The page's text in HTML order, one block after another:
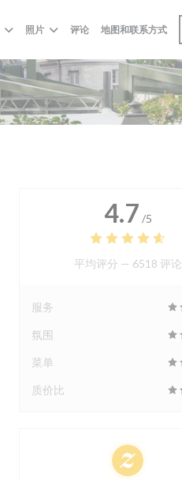
照片 评论 地图和联系方式
4.7 /5
平均评分 — 6518 评论
服务
氛围
菜单
质价比